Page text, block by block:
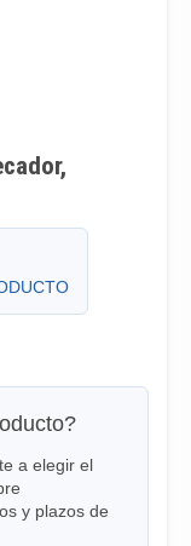
a elegir el
y plazos de